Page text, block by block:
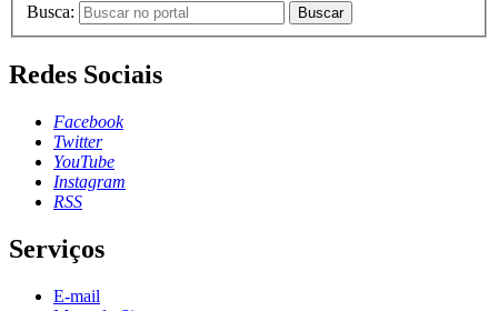
Busca: Buscar
Redes Sociais
Facebook
Twitter
YouTube
Instagram
RSS
Serviços
E-mail